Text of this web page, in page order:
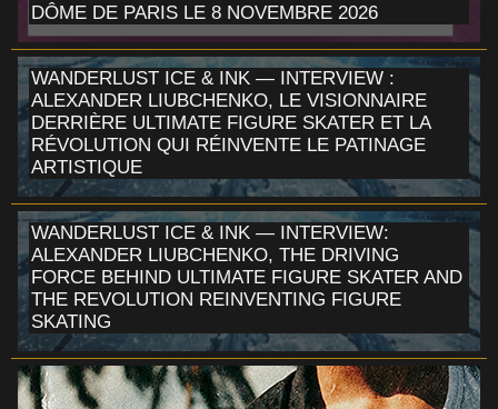
DÔME DE PARIS LE 8 NOVEMBRE 2026
WANDERLUST ICE & INK — INTERVIEW :
ALEXANDER LIUBCHENKO, LE VISIONNAIRE
DERRIÈRE ULTIMATE FIGURE SKATER ET LA
RÉVOLUTION QUI RÉINVENTE LE PATINAGE
ARTISTIQUE
WANDERLUST ICE & INK — INTERVIEW:
ALEXANDER LIUBCHENKO, THE DRIVING
FORCE BEHIND ULTIMATE FIGURE SKATER AND
THE REVOLUTION REINVENTING FIGURE
SKATING